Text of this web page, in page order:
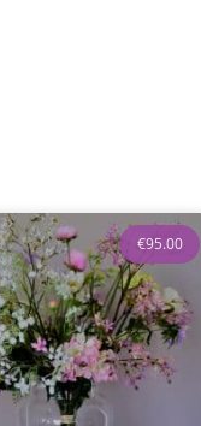
€95.00